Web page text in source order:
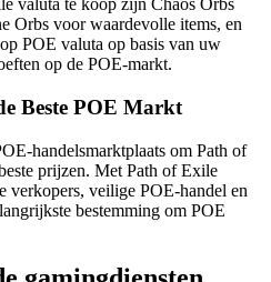
valuta te koop zijn Chaos Orbs
Orbs voor waardevolle items, en
POE valuta op basis van uw
op de POE-markt.
Beste POE Markt
handelsmarktplaats om Path of
prijzen. Met Path of Exile
verkopers, veilige POE-handel en
bestemming om POE